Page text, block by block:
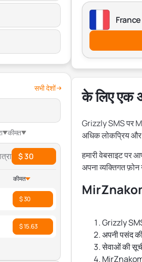
सभी देशों
कीमत
$ 30
कीमत
$ 30
$ 15.63
France
के लिए एक
Grizzly SMS पर
अधिक लोकप्रिय और
हमारी वेबसाइट पर
अपना व्यक्तिगत
Grizzly
अपनी पसंद
सेवाओं की